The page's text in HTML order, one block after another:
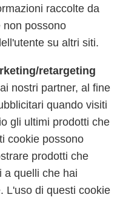
raccolte da
non possono
su altri siti.
retargeting
nostri partner, al fine
quando visiti
gli ultimi prodotti che
cookie possono
prodotti che
a quelli che hai
L'uso di questi cookie